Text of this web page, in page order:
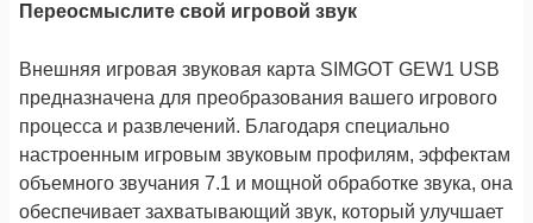
Переосмыслите свой игровой звук
Внешняя игровая звуковая карта SIMGOT GEW1 USB
предназначена для преобразования вашего игрового
процесса и развлечений. Благодаря специально
настроенным игровым звуковым профилям, эффектам
объемного звучания 7.1 и мощной обработке звука, она
обеспечивает захватывающий звук, который улучшает